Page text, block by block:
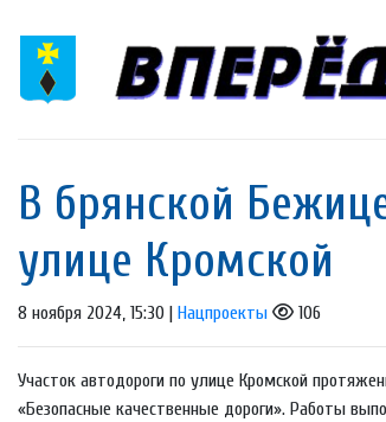
В брянской
улице Кромской
8 ноября 2024, 15:30 | Нацпроекты 106
Участок автодороги по улице Кромской
«Безопасные качественные дороги». Работы